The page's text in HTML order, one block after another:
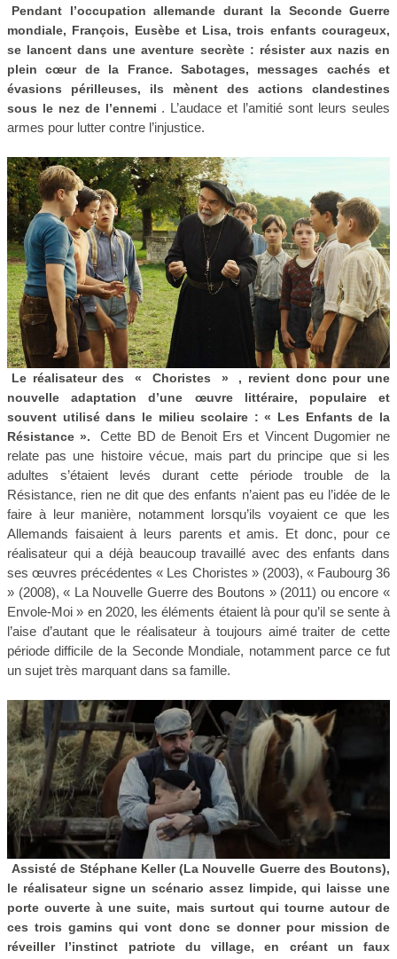
Pendant l’occupation allemande durant la Seconde Guerre
mondiale, François, Eusèbe et Lisa, trois enfants courageux,
se lancent dans une aventure secrète : résister aux nazis en
plein cœur de la France. Sabotages, messages cachés et
évasions périlleuses, ils mènent des actions clandestines
sous le nez de l’ennemi . L’audace et l’amitié sont leurs seules
armes pour lutter contre l’injustice.
Le réalisateur des « Choristes »
, revient donc pour une
nouvelle adaptation d’une œuvre littéraire, populaire et
souvent utilisé dans le milieu scolaire : « Les Enfants de la
Résistance ».
Cette BD de Benoit Ers et Vincent Dugomier ne
relate pas une histoire vécue, mais part du principe que si les
adultes s’étaient levés durant cette période trouble de la
Résistance, rien ne dit que des enfants n’aient pas eu l’idée de le
faire à leur manière, notamment lorsqu’ils voyaient ce que les
Allemands faisaient à leurs parents et amis. Et donc, pour ce
réalisateur qui a déjà beaucoup travaillé avec des enfants dans
ses œuvres précédentes « Les Choristes » (2003), « Faubourg 36
» (2008), « La Nouvelle Guerre des Boutons » (2011) ou encore «
Envole-Moi » en 2020, les éléments étaient là pour qu’il se sente à
l’aise d’autant que le réalisateur à toujours aimé traiter de cette
période difficile de la Seconde Mondiale, notamment parce ce fut
un sujet très marquant dans sa famille.
Assisté de Stéphane Keller (La Nouvelle Guerre des Boutons),
le réalisateur signe un scénario assez limpide, qui laisse une
porte ouverte à une suite, mais surtout qui tourne autour de
ces trois gamins qui vont donc se donner pour mission de
réveiller l’instinct patriote du village, en créant un faux